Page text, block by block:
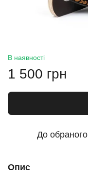
В наявності
1 500 грн
До обраного
Опис